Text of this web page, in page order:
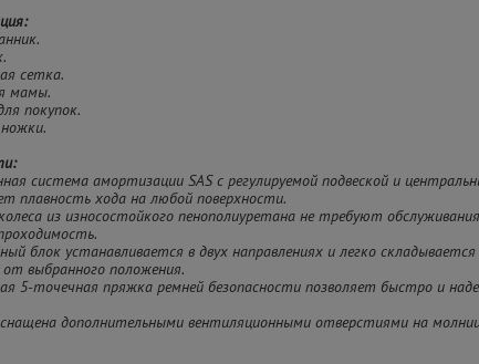
сетка.
мамы.
покупок.
система амортизации SAS с регулируемой подвеской и
плавность хода на любой поверхности.
из износостойкого пенополиуретана не требуют
блок устанавливается в двух направлениях и легко
от выбранного положения.
5-точечная пряжка ремней безопасности позволяет быстро и
дополнительными вентиляционными отверстиями на